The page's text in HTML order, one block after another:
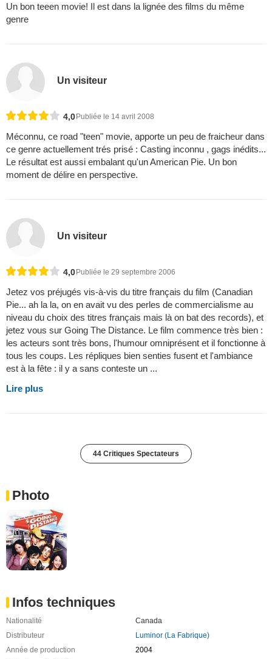
Un bon teeen movie! Il est dans la lignée des films du même
genre
Un visiteur
4,0Publiée le 14 avril 2008
Méconnu, ce road "teen" movie, apporte un peu de fraicheur dans
ce genre actuellement trés prisé : Casting inconnu , gags inédits...
Le résultat est aussi embalant qu'un American Pie. Un bon
moment de délire en perspective.
Un visiteur
4,0 Publiée le 29 septembre 2006
Jetez vos préjugés vis-à-vis du titre français du film (Canadian
Pie... ah la la, on en avait vu des perles de commercialisme au
niveau du choix des titres français mais là on bat des records), et
jetez vous sur Going The Distance. Le film commence très bien :
les acteurs sont très bons, l'humour omniprésent et il fonctionne à
tous les coups. Les répliques bien senties fusent et l'ambiance
est à la fête : il y a sans conteste un ...
Lire plus
44 Critiques Spectateurs
Photo
Infos techniques
Nationalité
Canada
Distributeur
Luminor (La Fabrique)
Année de production
2004